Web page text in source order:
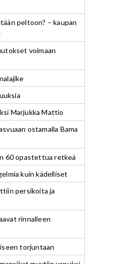
peltoon? – kaupan
voimaan
Marjukka Mattio
ostamalla Bama
60 opastettua retkeä
kuin kädelliset
persikoita ja
rinnalleen
torjuntaan